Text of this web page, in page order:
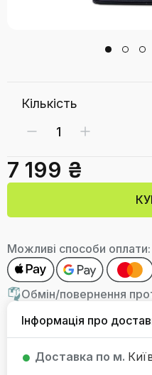
Кількість
7 199 ₴
Можливі способи оплати:
Обмін/повернення
Інформація про
Доставка по м.